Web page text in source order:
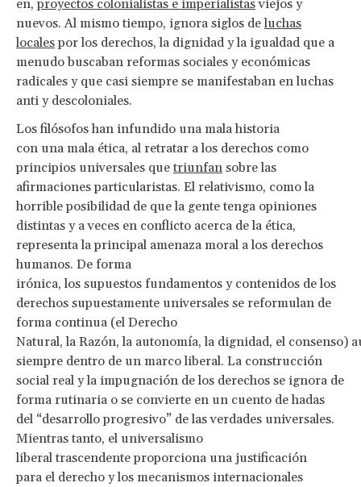
en,proyectos colonialistas e imperialistasviejos y
nuevos. Al mismo tiempo, ignora siglos deluchas
localespor los derechos, la dignidad y la igualdad que a
menudo buscaban reformas sociales y económicas
radicales y que casi siempre se manifestaban en luchas
anti y descoloniales.
Los filósofos han infundido una mala historia
con una mala ética, al retratar a los derechos como
principios universales que triunfan sobre las
afirmaciones particularistas. El relativismo, como la
horrible posibilidad de que la gente tenga opiniones
distintas y a veces en conflicto acerca de la ética,
representa la principal amenaza moral a los derechos
humanos. De forma
irónica, los supuestos fundamentos y contenidos de los
derechos supuestamente universales se reformulan de
forma continua (el Derecho
Natural, la Razón, la autonomía, la dignidad, el consenso)
siempre dentro de un marco liberal. La construcción
social real y la impugnación de los derechos se ignora de
forma rutinaria o se convierte en un cuento de hadas
del “desarrollo progresivo” de las verdades universales.
Mientras tanto, el universalismo
liberal trascendente proporciona una justificación
para el derecho y los mecanismos internacionales